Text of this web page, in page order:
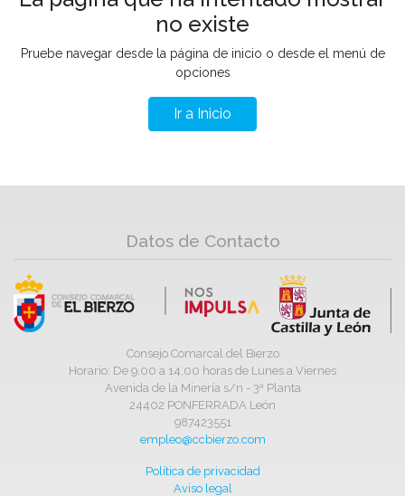
no existe
Pruebe navegar desde la página de inicio o desde el menú de
opciones
Ir a Inicio
Datos de Contacto
Consejo Comarcal del Bierzo
Horario: De 9,00 a 14,00 horas de Lunes a Viernes
Avenida de la Minería s/n - 3ª Planta
24402 PONFERRADA León
987423551
empleo@ccbierzo.com
Política de privacidad
Aviso legal